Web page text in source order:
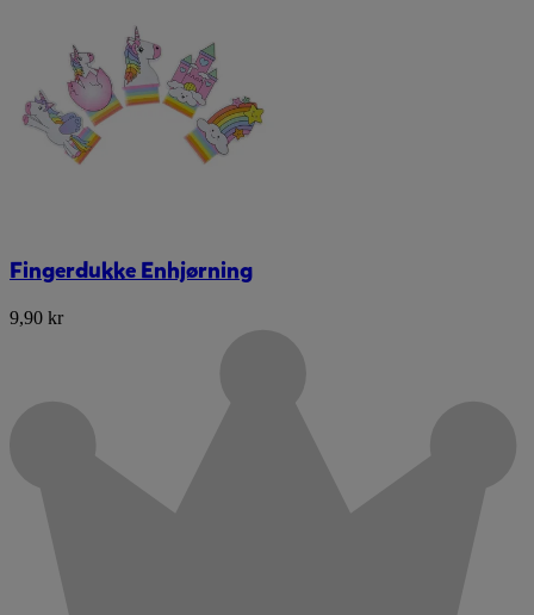
Fingerdukke Enhjørning
9,90 kr